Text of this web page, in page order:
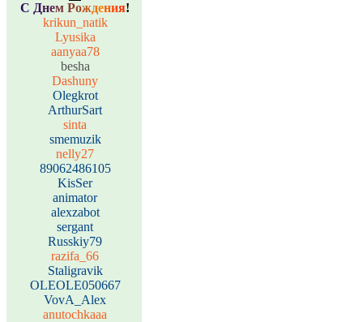
С Днем Рождения!
krikun_natik
Lyusika
aanyaa78
besha
Dashuny
Olegkrot
ArthurSart
sinta
smemuzik
nelly27
89062486105
KisSer
animator
alexzabot
sergant
Russkiy79
razifa_66
Staligravik
OLEOLE050667
VovA_Alex
anutochkaaa